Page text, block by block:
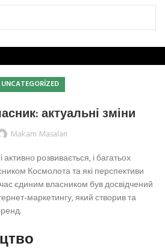
UNCATEGORIZED
актуальні зміни
Makam Masaları
активно розвивається, і багатьох
Космолота та які перспективи
єдиним власником був досвідчений
маркетингу, який створив та